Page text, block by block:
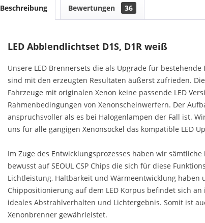
Beschreibung Bewertungen 36
LED Abblendlichtset D1S, D1R weiß
Unsere LED Brennersets die als Upgrade für
sind mit den erzeugten Resultaten äußerst zufrieden.
Fahrzeuge mit originalen Xenon keine passende LED
Rahmenbedingungen von Xenonscheinwerfern. Der
anspruchsvoller als es bei Halogenlampen der Fall ist.
uns für alle gängigen Xenonsockel das kompatible LED
Im Zuge des Entwicklungsprozesses haben wir
bewusst auf SEOUL CSP Chips die sich für diese
Lichtleistung, Haltbarkeit und Wärmeentwicklung
Chippositionierung auf dem LED Korpus befindet sich
ideales Abstrahlverhalten und Lichtergebnis. Somit ist
Xenonbrenner gewährleistet.